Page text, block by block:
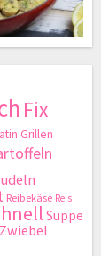
Fix
Grillen
Reibekäse Reis
Suppe
Zwiebel